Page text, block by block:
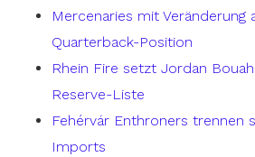
Mercenaries mit Veränderung
Quarterback-Position
Rhein Fire setzt Jordan
Reserve-Liste
Fehérvár Enthroners trennen
Imports